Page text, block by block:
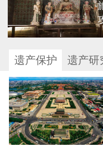
遗产保护 遗产研